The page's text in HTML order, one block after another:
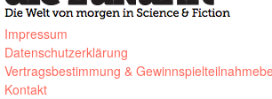
Impressum
Datenschutzerklärung
Vertragsbestimmung &
Kontakt